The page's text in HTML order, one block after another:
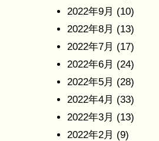
2022年9月 (10)
2022年8月 (13)
2022年7月 (17)
2022年6月 (24)
2022年5月 (28)
2022年4月 (33)
2022年3月 (13)
2022年2月 (9)